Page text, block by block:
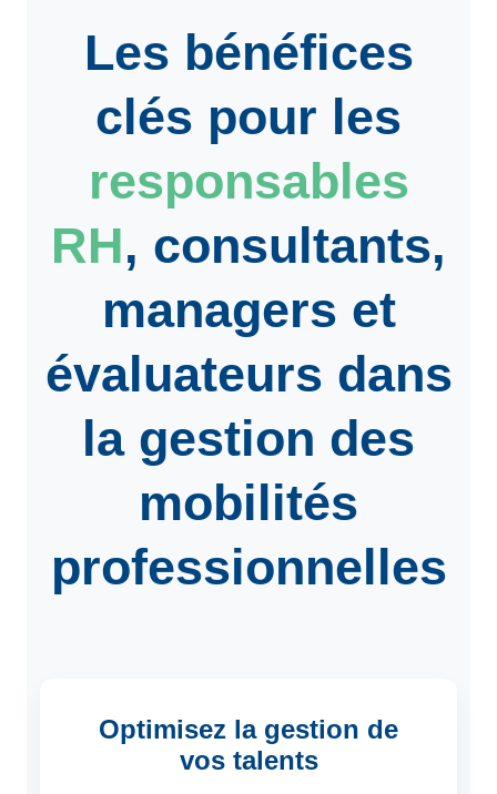
Les bénéfices
clés pour les
responsables
RH, consultants,
managers et
évaluateurs dans
la gestion des
mobilités
professionnelles
Optimisez la gestion de
vos talents